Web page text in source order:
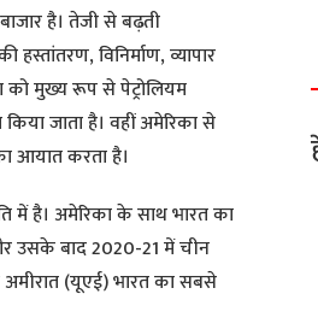
है। तेजी से बढ़ती
विनिर्माण, व्यापार
को मुख्य रूप से पेट्रोलियम
जाता है। वहीं अमेरिका से
आयात करता है।
में है। अमेरिका के साथ भारत का
उसके बाद 2020-21 में चीन
अमीरात (यूएई) भारत का सबसे